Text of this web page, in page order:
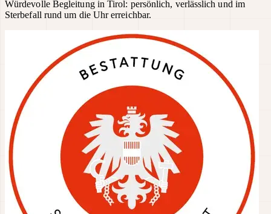
Würdevolle Begleitung in Tirol: persönlich, verlässlich und im
Sterbefall rund um die Uhr erreichbar.